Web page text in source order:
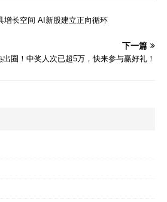
增长空间 AI新股建立正向循环
下一篇
出圈！中奖人次已超5万，快来参与赢好礼！